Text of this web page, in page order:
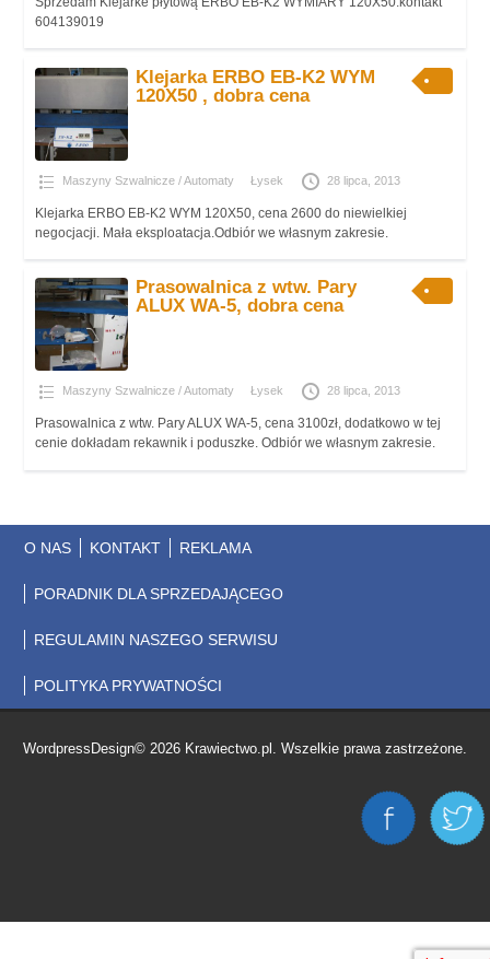
604139019
Klejarka ERBO EB-K2 WYM
120X50 , dobra cena
Maszyny Szwalnicze / Automaty Łysek 28 lipca, 2013
Klejarka ERBO EB-K2 WYM 120X50, cena 2600 do niewielkiej
negocjacji. Mała eksploatacja.Odbiór we własnym zakresie.
Prasowalnica z wtw. Pary
ALUX WA-5, dobra cena
Maszyny Szwalnicze / Automaty Łysek 28 lipca, 2013
Prasowalnica z wtw. Pary ALUX WA-5, cena 3100zł, dodatkowo w tej
cenie dokładam rekawnik i poduszke. Odbiór we własnym zakresie.
O NAS KONTAKT REKLAMA
PORADNIK DLA SPRZEDAJĄCEGO
REGULAMIN NASZEGO SERWISU
POLITYKA PRYWATNOŚCI
WordpressDesign© 2026 Krawiectwo.pl. Wszelkie prawa zastrzeżone.